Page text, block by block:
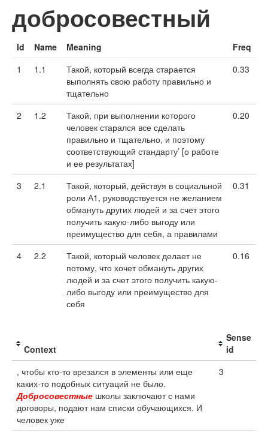
добросовестный
Id Name Meaning
Freq
1
1.1
Такой, который всегда старается
выполнять свою работу правильно и
тщательно
0.33
2 1.2
Такой, при выполнении которого
человек старался все сделать
правильно и тщательно, и поэтому
соответствующий стандарту’ [о работе
и ее результатах]
0.20
3 2.1
Такой, который, действуя в социальной
роли А1, руководствуется не желанием
обмануть других людей и за счет этого
получить какую-либо выгоду или
преимущество для себя, а правилами
0.31
4 2.2
Такой, который человек делает не
потому, что хочет обмануть других
людей и за счет этого получить какую-
либо выгоду или преимущество для
себя
0.16
Context
Sense
id
, чтобы кто-то врезался в элементы или еще
каких-то подобных ситуаций не было.
Добросовестные школы заключают с нами
договоры, подают нам списки обучающихся. И
человек уже
3